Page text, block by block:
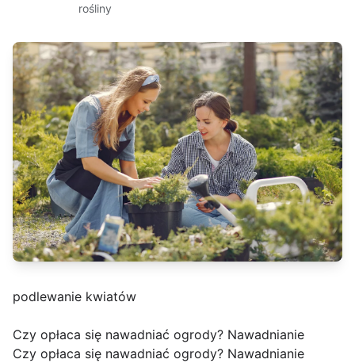
rośliny
podlewanie kwiatów
Czy opłaca się nawadniać ogrody? Nawadnianie
Czy opłaca się nawadniać ogrody? Nawadnianie